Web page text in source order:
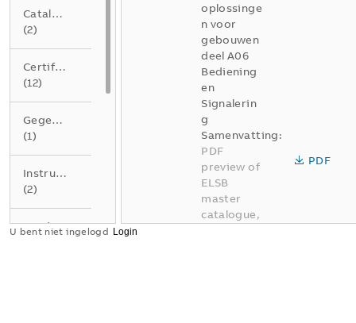
Catalogus
(2)
Certificaat
(12)
Gegevensblad
(1)
Instructie
(2)
Product
oplossinge
n voor
gebouwen
deel A06
Bediening
en
Signalerin
g
Samenvatting:
PDF
preview of
ELSB
master
catalogue,
PDF
U bent niet ingelogd